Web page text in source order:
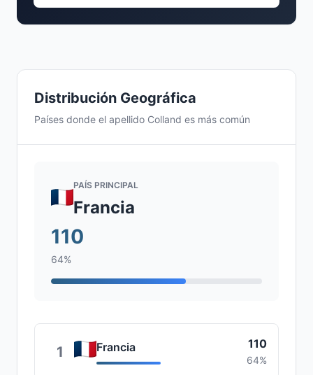
Distribución Geográfica
Países donde el apellido Colland es más común
PAÍS PRINCIPAL
Francia
110
64%
1 Francia 110
64%